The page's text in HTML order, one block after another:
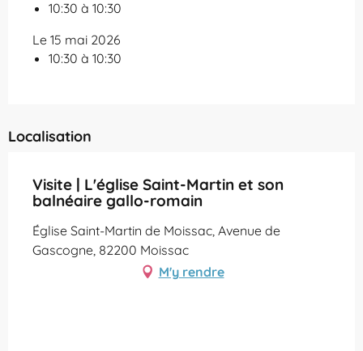
10:30 à 10:30
Le 15 mai 2026
10:30 à 10:30
Localisation
Visite | L'église Saint-Martin et son
balnéaire gallo-romain
Église Saint-Martin de Moissac, Avenue de
Gascogne, 82200 Moissac
M'y rendre